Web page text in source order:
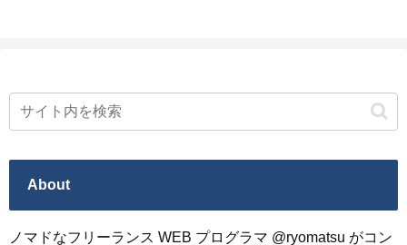
About
ノマドなフリーランス WEB プログラマ @ryomatsu がコン